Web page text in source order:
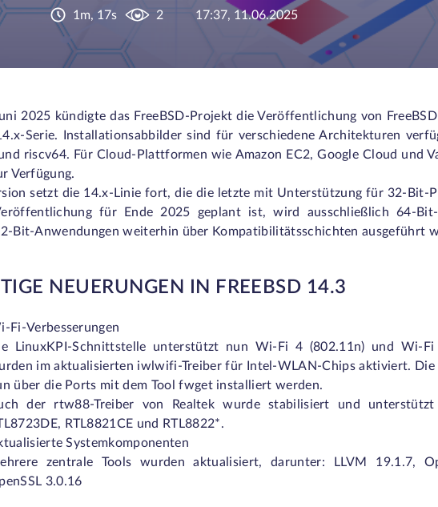
1m, 17s 2 17:37, 11.06.2025
2025 kündigte das FreeBSD-Projekt die Veröffentlichung von
Serie. Installationsabbilder sind für verschiedene Architekturen
riscv64. Für Cloud-Plattformen wie Amazon EC2, Google Cloud und
Verfügung.
setzt die 14.x-Linie fort, die die letzte mit Unterstützung für 32-Bit-
für Ende 2025 geplant ist, wird ausschließlich 64-
Bit-Anwendungen weiterhin über Kompatibilitätsschichten ausgeführt
NEUERUNGEN IN FREEBSD 14.3
Fi-Verbesserungen
LinuxKPI-Schnittstelle unterstützt nun Wi-Fi 4 (802.11n) und Wi-Fi
im aktualisierten iwlwifi-Treiber für Intel-WLAN-Chips aktiviert. Die
über die Ports mit dem Tool fwget installiert werden.
der rtw88-Treiber von Realtek wurde stabilisiert und
RTL8821CE und RTL8822*.
Systemkomponenten
zentrale Tools wurden aktualisiert, darunter: LLVM 19.1.7,
3.0.16